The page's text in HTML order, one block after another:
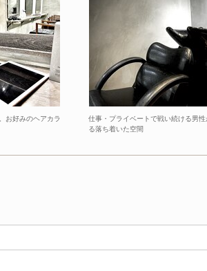
お好みのヘアカラ
仕事・プライベートで戦い続ける男
る落ち着いた空間